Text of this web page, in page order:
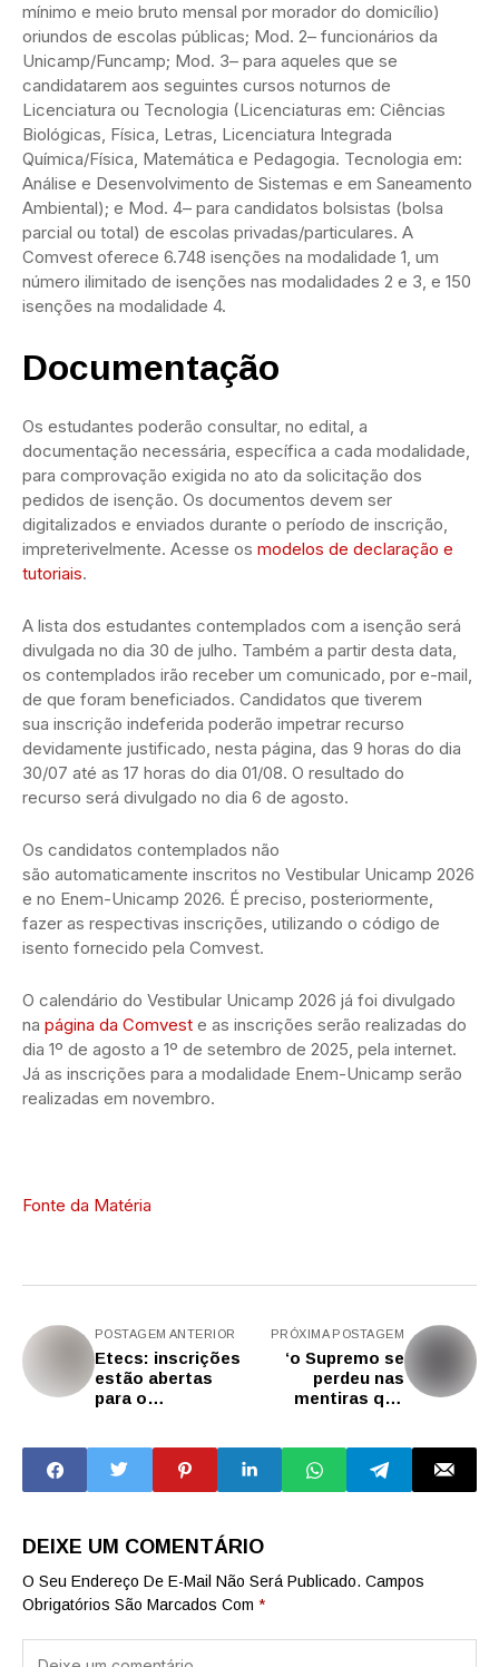
mínimo e meio bruto mensal por morador do domicílio)
oriundos de escolas públicas; Mod. 2– funcionários da
Unicamp/Funcamp; Mod. 3– para aqueles que se
candidatarem aos seguintes cursos noturnos de
Licenciatura ou Tecnologia (Licenciaturas em: Ciências
Biológicas, Física, Letras, Licenciatura Integrada
Química/Física, Matemática e Pedagogia. Tecnologia em:
Análise e Desenvolvimento de Sistemas e em Saneamento
Ambiental); e Mod. 4– para candidatos bolsistas (bolsa
parcial ou total) de escolas privadas/particulares. A
Comvest oferece 6.748 isenções na modalidade 1, um
número ilimitado de isenções nas modalidades 2 e 3, e 150
isenções na modalidade 4.
Documentação
Os estudantes poderão consultar, no edital, a
documentação necessária, específica a cada modalidade,
para comprovação exigida no ato da solicitação dos
pedidos de isenção. Os documentos devem ser
digitalizados e enviados durante o período de inscrição,
impreterivelmente. Acesse os modelos de declaração e
tutoriais.
A lista dos estudantes contemplados com a isenção será
divulgada no dia 30 de julho. Também a partir desta data,
os contemplados irão receber um comunicado, por e-mail,
de que foram beneficiados. Candidatos que tiverem
sua inscrição indeferida poderão impetrar recurso
devidamente justificado, nesta página, das 9 horas do dia
30/07 até as 17 horas do dia 01/08. O resultado do
recurso será divulgado no dia 6 de agosto.
Os candidatos contemplados não
são automaticamente inscritos no Vestibular Unicamp 2026
e no Enem-Unicamp 2026. É preciso, posteriormente,
fazer as respectivas inscrições, utilizando o código de
isento fornecido pela Comvest.
O calendário do Vestibular Unicamp 2026 já foi divulgado
na página da Comvest e as inscrições serão realizadas do
dia 1º de agosto a 1º de setembro de 2025, pela internet.
Já as inscrições para a modalidade Enem-Unicamp serão
realizadas em novembro.
Fonte da Matéria
POSTAGEM ANTERIOR
Etecs: inscrições
estão abertas
para o
semestre
PRÓXIMA POSTAGEM
‘o Supremo se
perdeu nas
mentiras que
DEIXE UM COMENTÁRIO
O Seu Endereço De E-Mail Não Será Publicado. Campos
Obrigatórios São Marcados Com *